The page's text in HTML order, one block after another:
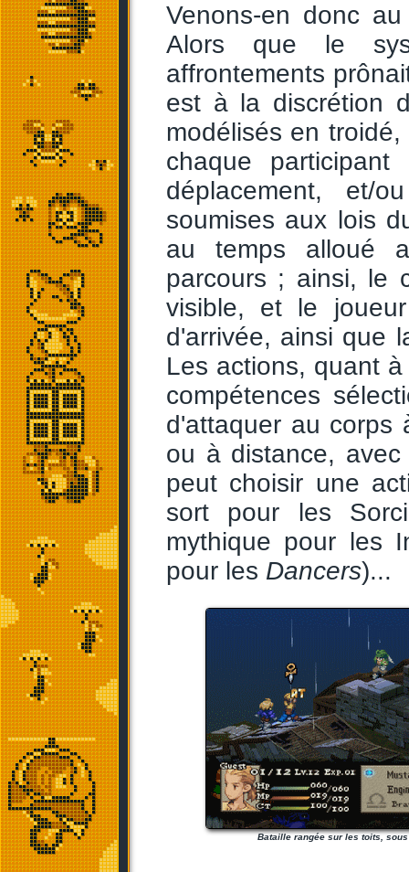
Venons-en donc
Alors que le
affrontements
est à la discrétion
modélisés en
chaque
déplacement, et/
soumises aux lois
au temps alloué
parcours ; ainsi, le
visible, et le
d'arrivée, ainsi que
Les actions, quant
compétences
d'attaquer au corps
ou à distance,
peut choisir une
sort pour les
mythique pour les
pour les Dancers)...
Bataille rangée sur les toits,